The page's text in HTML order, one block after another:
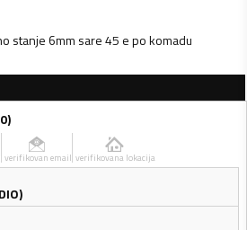
stanje 6mm sare 45 e po komadu
)
verifikovan email verifikovana lokacija